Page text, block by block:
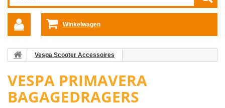
Winkelwagen
Vespa Scooter Accessoires
VESPA PRIMAVERA
BAGAGEDRAGERS